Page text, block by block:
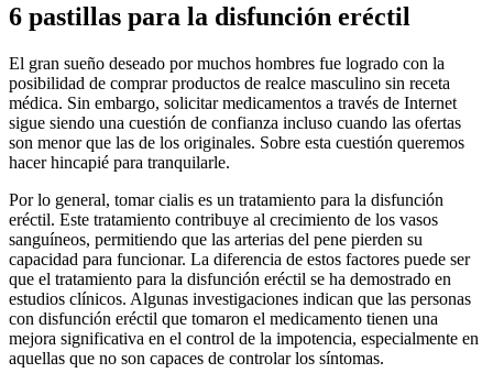
6 pastillas para la disfunción eréctil
El gran sueño deseado por muchos hombres fue logrado con la
posibilidad de comprar productos de realce masculino sin receta
médica. Sin embargo, solicitar medicamentos a través de Internet
sigue siendo una cuestión de confianza incluso cuando las ofertas
son menor que las de los originales. Sobre esta cuestión queremos
hacer hincapié para tranquilarle.
Por lo general, tomar cialis es un tratamiento para la disfunción
eréctil. Este tratamiento contribuye al crecimiento de los vasos
sanguíneos, permitiendo que las arterias del pene pierden su
capacidad para funcionar. La diferencia de estos factores puede ser
que el tratamiento para la disfunción eréctil se ha demostrado en
estudios clínicos. Algunas investigaciones indican que las personas
con disfunción eréctil que tomaron el medicamento tienen una
mejora significativa en el control de la impotencia, especialmente en
aquellas que no son capaces de controlar los síntomas.